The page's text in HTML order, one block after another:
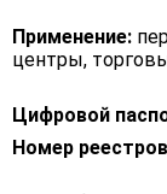
Применение:
центры,
Цифровой
Номер